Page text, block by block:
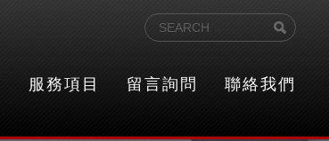
服務項目 留言詢問 聯絡我們